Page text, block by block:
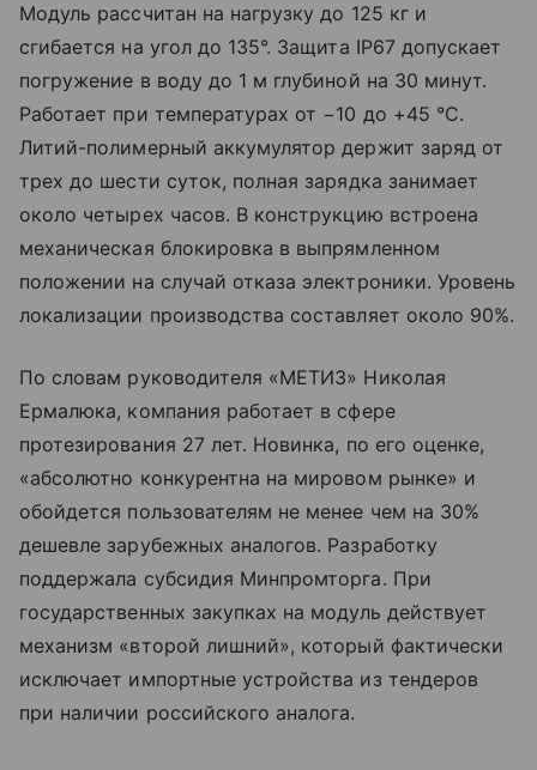
Модуль рассчитан на нагрузку до 125 кг и
сгибается на угол до 135°. Защита IP67 допускает
погружение в воду до 1 м глубиной на 30 минут.
Работает при температурах от −10 до +45 °C.
Литий-полимерный аккумулятор держит заряд от
трех до шести суток, полная зарядка занимает
около четырех часов. В конструкцию встроена
механическая блокировка в выпрямленном
положении на случай отказа электроники. Уровень
локализации производства составляет около 90%.
По словам руководителя «МЕТИЗ» Николая
Ермалюка, компания работает в сфере
протезирования 27 лет. Новинка, по его оценке,
«абсолютно конкурентна на мировом рынке» и
обойдется пользователям не менее чем на 30%
дешевле зарубежных аналогов. Разработку
поддержала субсидия Минпромторга. При
государственных закупках на модуль действует
механизм «второй лишний», который фактически
исключает импортные устройства из тендеров
при наличии российского аналога.